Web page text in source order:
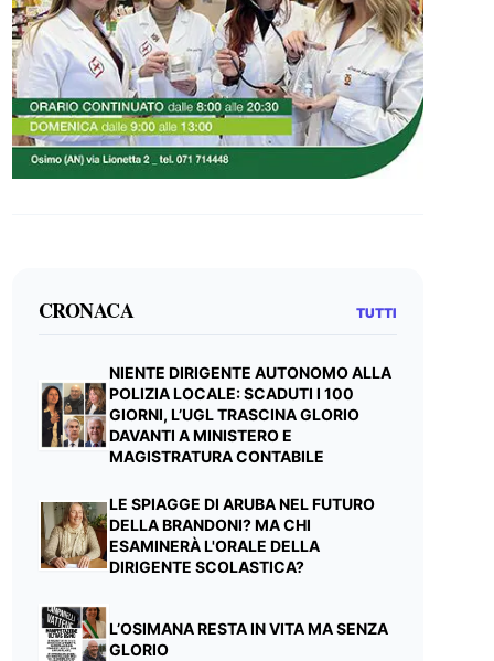
CRONACA TUTTI
NIENTE DIRIGENTE AUTONOMO ALLA
POLIZIA LOCALE: SCADUTI I 100
GIORNI, L’UGL TRASCINA GLORIO
DAVANTI A MINISTERO E
MAGISTRATURA CONTABILE
LE SPIAGGE DI ARUBA NEL FUTURO
DELLA BRANDONI? MA CHI
ESAMINERÀ L'ORALE DELLA
DIRIGENTE SCOLASTICA?
L’OSIMANA RESTA IN VITA MA SENZA
GLORIO